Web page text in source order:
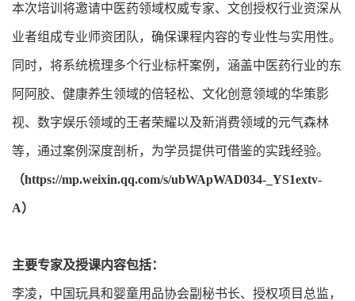
本次培训将邀请中医药领域权威专家、文创授权行业资深从
业者组成专业师资团队，确保课程内容的专业性与实用性。
同时，将系统梳理多个行业标杆案例，涵盖中医药行业的东
阿阿胶、健康养生领域的倍轻松、文化创意领域的华策影
视、数字娱乐领域的王者荣耀以及新消费领域的元气森林
等，通过案例深度剖析，为学员提供可借鉴的实践经验。
（https://mp.weixin.qq.com/s/ubWApWAD034-_YS1extv-
A）
主要专家及授课内容包括：
李凌，中国玩具和婴童用品协会副秘书长、授权项目总监，